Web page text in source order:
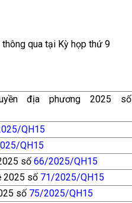
qua tại Kỳ họp thứ 9
địa phương 2025 số
QH15
QH15
số 66/2025/QH15
2025 số 71/2025/QH15
số 75/2025/QH15